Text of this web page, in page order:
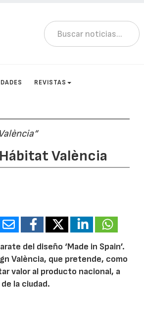
REVISTAS
València
del diseño ‘Made in Spain’.
València, que pretende, como
valor al producto nacional, a
la ciudad.